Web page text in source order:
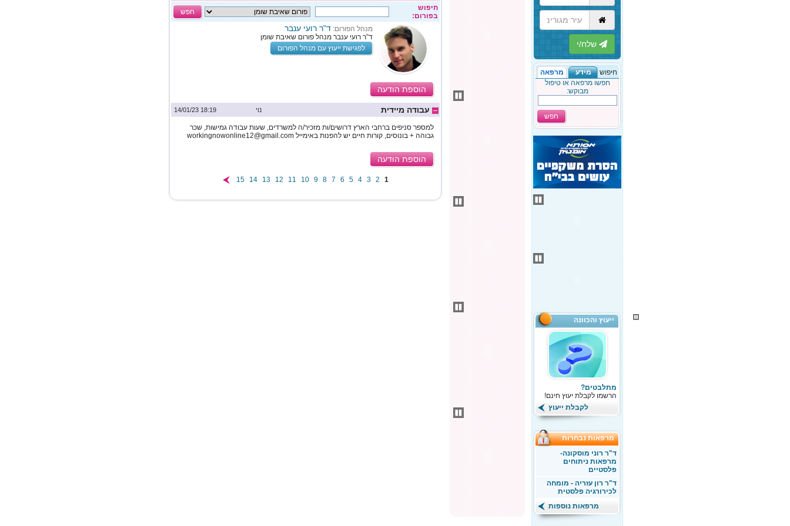
הבא
חיפוש מידע
מרפאה
חפשו מרפאה או טיפול
מבוקש:
חפש
ייעוץ והכוונה
מתלבטים?
הרשמו לקבלת יעוץ חינם!
לקבלת ייעוץ
מרפאות נבחרות
ד"ר רוני מוסקונה-
מרפאות ניתוחים
פלסטיים
ד"ר רון עזריה - מומחה
לכירורגיה פלסטית
מרפאות נוספות
חפש
חיפוש
בפורום:
מנהל הפורום: ד"ר רועי ענבר
ד”ר רועי ענבר מנהל פורום שאיבת שומן
לפגישת ייעוץ עם מנהל הפורום
הוספת הודעה
18:19 14/01/23 נוי עבודה מיידית
למספר סניפים ברחבי הארץ דרושים/ות מזכיר/ה למשרדים, שעות עבודה גמישות, שכר
גבוהה + בונוסים, קורות חיים יש להפנות באימייל workingnowonline12@gmail.com
הוספת הודעה
1
2
3
4
5
6
7
8
9
10
11
12
13
14
15